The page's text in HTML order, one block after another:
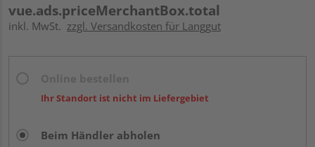
vue.ads.priceMerchantBox.total
inkl. MwSt. zzgl. Versandkosten für Langgut
Ihr Standort ist nicht im Liefergebiet
Beim Händler abholen